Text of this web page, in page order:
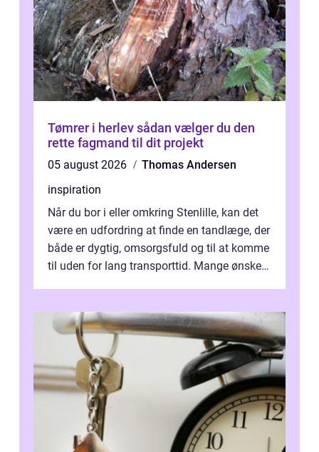
Tømrer i herlev sådan vælger du den
rette fagmand til dit projekt
05 august 2026
Thomas Andersen
inspiration
Når du bor i eller omkring Stenlille, kan det
være en udfordring at finde en tandlæge, der
både er dygtig, omsorgsfuld og til at komme
til uden for lang transporttid. Mange ønsker